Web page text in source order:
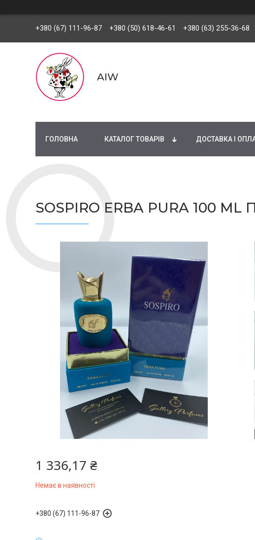
+380 (67) 111-96-87 +380 (50) 618-46-61 +380 (63) 255-36-68
AIW
ГОЛОВНА КАТАЛОГ ТОВАРІВ ДОСТАВКА І
SOSPIRO ERBA PURA 100
1 336,17 ₴
Немає в наявності
+380 (67) 111-96-87